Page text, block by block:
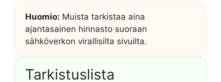
Huomio: Muista tarkistaa aina
ajantasainen hinnasto suoraan
sähköverkon virallisilta sivuilta.
Tarkistuslista